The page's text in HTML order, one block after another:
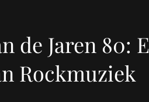
de Jaren 80:
Rockmuziek